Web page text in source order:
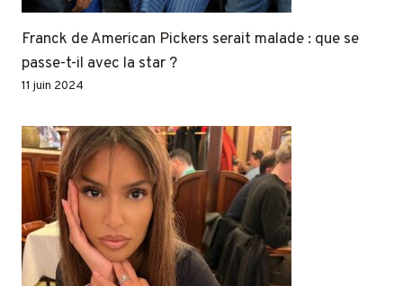
Franck de American Pickers serait malade : que se
passe-t-il avec la star ?
11 juin 2024